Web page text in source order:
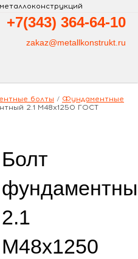
+7(343) 364-64-10
zakaz@metallkonstrukt.ru
болты / Фундаментные
2.1 М48х1250 ГОСТ
Болт
2.1
М48х1250